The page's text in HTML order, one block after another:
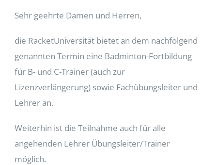
Sehr geehrte Damen und Herren,
die RacketUniversität bietet an dem nachfolgend
genannten Termin eine Badminton-Fortbildung
für B- und C-Trainer (auch zur
Lizenzverlängerung) sowie Fachübungsleiter und
Lehrer an.
Weiterhin ist die Teilnahme auch für alle
angehenden Lehrer Übungsleiter/Trainer
möglich.